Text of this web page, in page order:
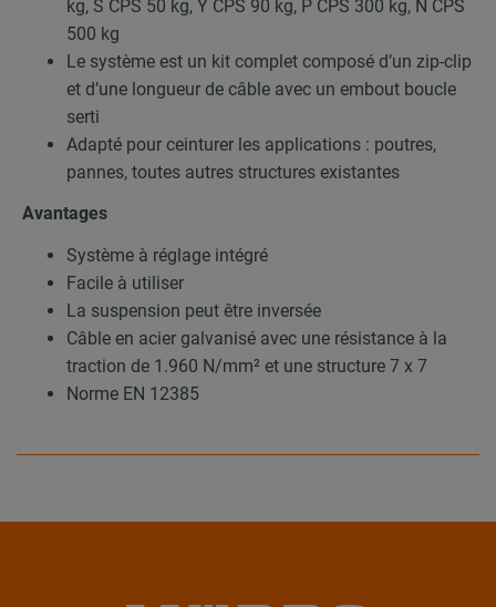
kg, S CPS 50 kg, Y CPS 90 kg, P CPS 300 kg, N CPS
500 kg
Le système est un kit complet composé d’un zip-clip
et d’une longueur de câble avec un embout boucle
serti
Adapté pour ceinturer les applications : poutres,
pannes, toutes autres structures existantes
Avantages
Système à réglage intégré
Facile à utiliser
La suspension peut être inversée
Câble en acier galvanisé avec une résistance à la
traction de 1.960 N/mm² et une structure 7 x 7
Norme EN 12385